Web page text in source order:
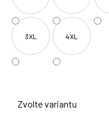
3XL 4XL
Zvolte variantu